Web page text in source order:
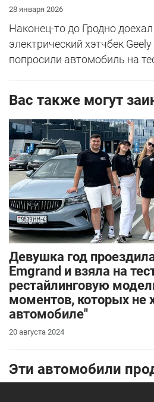
28 января 2026
Наконец-то до Гродно
электрический хэтчбек
попросили автомобиль на
Вас также могут
Девушка год
Emgrand и взяла на
рестайлинговую
моментов, которых не
автомобиле"
20 августа 2024
Эти автомобили